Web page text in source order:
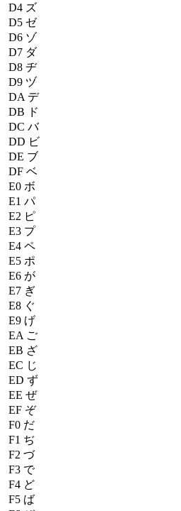
D4 ズ
D5 ゼ
D6 ゾ
D7 ダ
D8 ヂ
D9 ヅ
DA デ
DB ド
DC バ
DD ビ
DE ブ
DF ベ
E0 ボ
E1 パ
E2 ピ
E3 プ
E4 ペ
E5 ポ
E6 が
E7 ぎ
E8 ぐ
E9 げ
EA ご
EB ざ
EC じ
ED ず
EE ぜ
EF ぞ
F0 だ
F1 ぢ
F2 づ
F3 で
F4 ど
F5 ば